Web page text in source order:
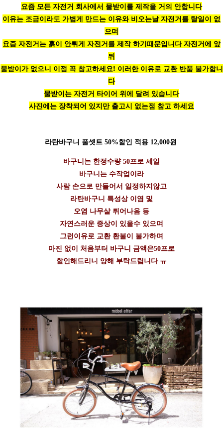
요즘 모든 자전거 회사에서 물받이를 제작을 거의 안합니다
이유는 조금이라도 가볍게 만드는 이유와 비오는날 자전거를 탈일이 없
으며
요즘 자전거는 흙이 안튀게 자전거를 제작 하기때문입니다 자전거에 앞
뒤
물받이가 없으니 이점 꼭 참고하세요! 이러한 이유로 교환 반품 불가합니
다
물받이는 자전거 타이어 위에 달려 있습니다
사진에는 장착되어 있지만 출고시 없는점 참고 하세요
라탄바구니 풀셋트 50%할인 적용 12,000원
바구니는 한정수량 50프로 세일
바구니는 수작업이라
사람 손으로 만들어서 일정하지않고
라탄바구니 특성상 이염 및
오염 나무살 튀어나옴 등
자연스러운 증상이 있을수 있으며
그런이유로 교환 환불이 불가하며
마진 없이 처음부터 바구니 금액은50프로
할인해드리니 양해 부탁드립니다 ㅠ